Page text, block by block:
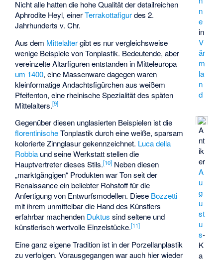
n
e
in
V
är
m
la
n
d
A
nt
ik
er
A
u
g
u
st
u
s-
K
a
Nicht alle hatten die hohe Qualität der detailreichen
Aphrodite Heyl, einerTerrakottafigurdes 2.
Jahrhunderts v. Chr.
Aus dem Mittelaltergibt es nur vergleichsweise
wenige Beispiele von Tonplastik. Bedeutende, aber
vereinzelte Altarfiguren entstanden in Mitteleuropa
um 1400, eine Massenware dagegen waren
kleinformatige Andachtsfigürchen aus weißem
Pfeifenton, eine rheinische Spezialität des späten
Mittelalters.[9]
Gegenüber diesen unglasierten Beispielen ist die
florentinischeTonplastik durch eine weiße, sparsam
kolorierte Zinnglasur gekennzeichnet. Luca della
Robbia und seine Werkstatt stellen die
Hauptvertreter dieses Stils.[10] Neben diesen
„marktgängigen“ Produkten war Ton seit der
Renaissance ein beliebter Rohstoff für die
Anfertigung von Entwurfsmodellen. Diese Bozzetti
mit ihrem unmittelbar die Hand des Künstlers
erfahrbar machenden Duktus sind seltene und
künstlerisch wertvolle Einzelstücke.[11]
Eine ganz eigene Tradition ist in der Porzellanplastik
zu verfolgen. Vorausgegangen war auch hier wieder